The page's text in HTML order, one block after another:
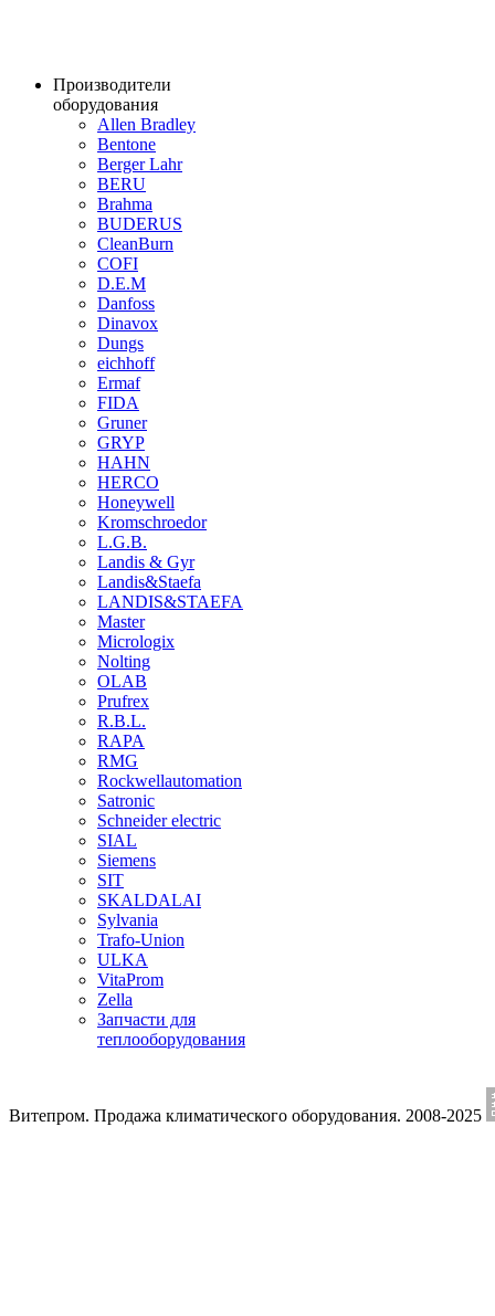
Производители
оборудования
Allen Bradley
Bentone
Berger Lahr
BERU
Brahma
BUDERUS
CleanBurn
COFI
D.E.M
Danfoss
Dinavox
Dungs
eichhoff
Ermaf
FIDA
Gruner
GRYP
HAHN
HERCO
Honeywell
Kromschroedor
L.G.B.
Landis & Gyr
Landis&Staefa
LANDIS&STAEFA
Master
Micrologix
Nolting
OLAB
Prufrex
R.B.L.
RAPA
RMG
Rockwellautomation
Satronic
Schneider electric
SIAL
Siemens
SIT
SKALDALAI
Sylvania
Trafo-Union
ULKA
VitaProm
Zella
Запчасти для
теплооборудования
Витепром. Продажа климатического оборудования. 2008-2025